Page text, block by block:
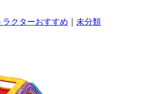
ラクターおすすめ 未分類